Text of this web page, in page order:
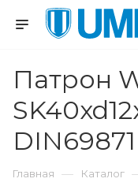
Патрон
DIN69871
Главная — Каталог